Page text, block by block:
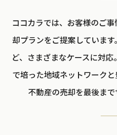
ココカラでは、お客様のご
却プランをご提案していま
ど、さまざまなケースに対
で培った地域ネットワーク
不動産の売却を最後まで